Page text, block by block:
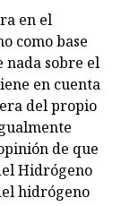
en el
como base
nada sobre el
en cuenta
del propio
de que
Hidrógeno
hidrógeno